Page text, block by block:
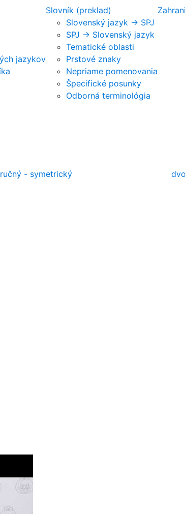
jazykov
Slovník (preklad)
Slovenský jazyk -> SPJ
SPJ -> Slovenský jazyk
Tematické oblasti
Prstové znaky
Nepriame pomenovania
Špecifické posunky
Odborná terminológia
- symetrický